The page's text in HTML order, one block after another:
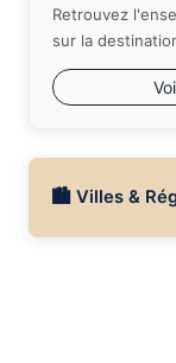
Retrouvez
sur la
🏙 Villes &